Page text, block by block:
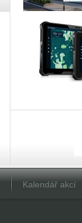
Kalendář akcí